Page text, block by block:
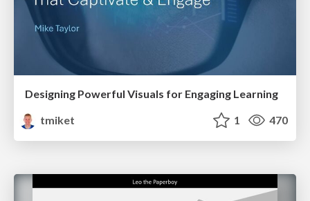
Designing Powerful Visuals for Engaging Learning
tmiket
1 470